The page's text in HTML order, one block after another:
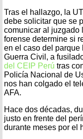
Tras el hallazgo, la
debe solicitar que se
comunicar al juzgado
forense determine si
en el caso del parque
Guerra Civil, a
del CEIP Perú tras
Policía Nacional de
nos han colgado el
AFA.
Hace dos décadas,
justo en frente del
durante meses por el